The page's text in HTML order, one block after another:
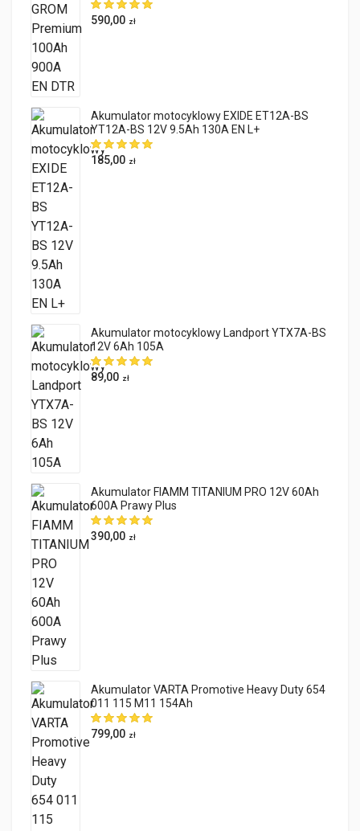
590,00 zł
Akumulator motocyklowy EXIDE ET12A-BS
YT12A-BS 12V 9.5Ah 130A EN L+
185,00 zł
Akumulator motocyklowy Landport YTX7A-BS
12V 6Ah 105A
89,00 zł
Akumulator FIAMM TITANIUM PRO 12V 60Ah
600A Prawy Plus
390,00 zł
Akumulator VARTA Promotive Heavy Duty 654
011 115 M11 154Ah
799,00 zł